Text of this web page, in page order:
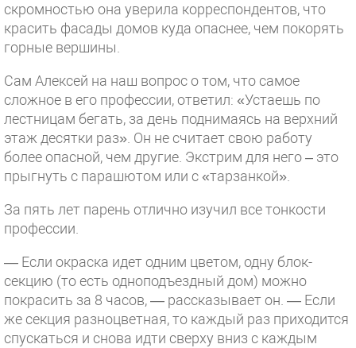
скромностью она уверила корреспондентов, что
красить фасады домов куда опаснее, чем покорять
горные вершины.
Сам Алексей на наш вопрос о том, что самое
сложное в его профессии, ответил: «Устаешь по
лестницам бегать, за день поднимаясь на верхний
этаж десятки раз». Он не считает свою работу
более опасной, чем другие. Экстрим для него – это
прыгнуть с парашютом или с «тарзанкой».
За пять лет парень отлично изучил все тонкости
профессии.
— Если окраска идет одним цветом, одну блок-
секцию (то есть одноподъездный дом) можно
покрасить за 8 часов, — рассказывает он. — Если
же секция разноцветная, то каждый раз приходится
спускаться и снова идти сверху вниз с каждым